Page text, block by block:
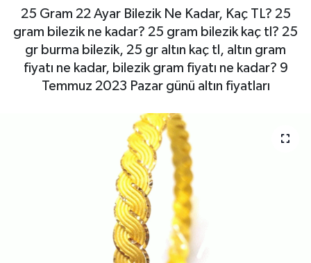
25 Gram 22 Ayar Bilezik Ne Kadar, Kaç TL? 25
gram bilezik ne kadar? 25 gram bilezik kaç tl? 25
gr burma bilezik, 25 gr altın kaç tl, altın gram
fiyatı ne kadar, bilezik gram fiyatı ne kadar? 9
Temmuz 2023 Pazar günü altın fiyatları
Resmi İlanlar
Sağlık
Siyaset